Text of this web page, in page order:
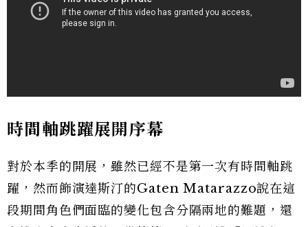
時間軸跳躍展開序幕
對於本季的開展，雖然已經不是第一次有時間軸跳
躍，然而飾演達斯汀的Gaten Matarazzo說在這
段期間角色們面臨的變化包含分隔兩地的難題，還